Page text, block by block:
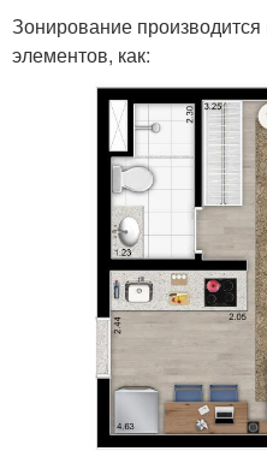
Зонирование
элементов, как: